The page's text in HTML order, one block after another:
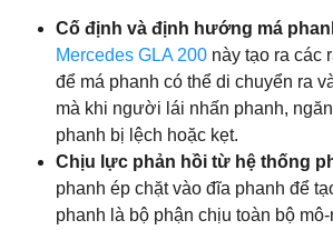
Cố định và định hướng má
Mercedes GLA 200 này tạo ra các
để má phanh có thể di chuyển ra
mà khi người lái nhấn phanh,
phanh bị lệch hoặc kẹt.
Chịu lực phản hồi từ hệ thống
phanh ép chặt vào đĩa phanh để
phanh là bộ phận chịu toàn bộ